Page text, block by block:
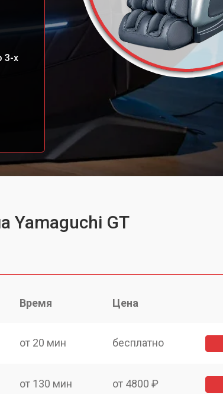
3-х
Yamaguchi GT
Время Цена
от 20 мин бесплатно
от 130 мин от 4800 ₽